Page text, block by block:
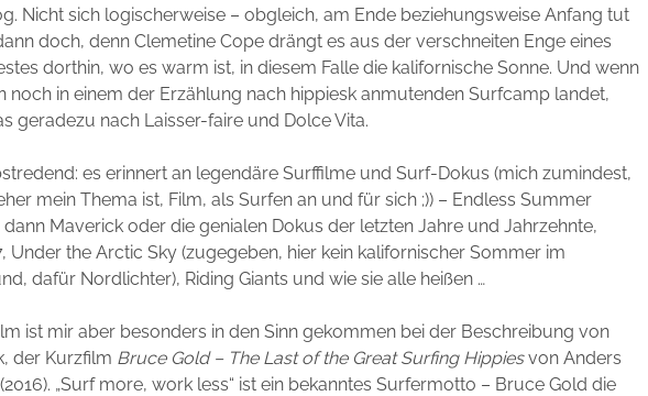
Nicht sich logischerweise – obgleich, am Ende beziehungsweise Anfang tut
doch, denn Clemetine Cope drängt es aus der verschneiten Enge eines
dorthin, wo es warm ist, in diesem Falle die kalifornische Sonne. Und wenn
noch in einem der Erzählung nach hippiesk anmutenden Surfcamp landet,
geradezu nach Laisser-faire und Dolce Vita.
es erinnert an legendäre Surffilme und Surf-Dokus (mich zumindest,
mein Thema ist, Film, als Surfen an und für sich ;)) – Endless Summer
Maverick oder die genialen Dokus der letzten Jahre und Jahrzehnte,
Under the Arctic Sky (zugegeben, hier kein kalifornischer Sommer im
dafür Nordlichter), Riding Giants und wie sie alle heißen …
ist mir aber besonders in den Sinn gekommen bei der Beschreibung von
der Kurzfilm Bruce Gold – The Last of the Great Surfing Hippiesvon Anders
„Surf more, work less“ ist ein bekanntes Surfermotto – Bruce Gold die